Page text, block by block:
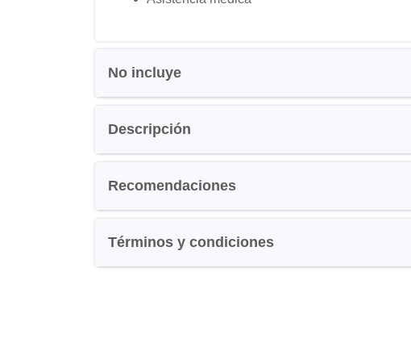
No incluye
Descripción
Recomendaciones
Términos y condiciones